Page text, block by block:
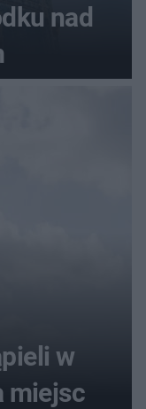
nad
w
miejsc